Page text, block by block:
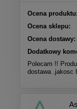
Ocena produktu:
Ocena sklepu:
Ocena dostawy:
Dodatkowy
Polecam !!
dostawa .jakosc